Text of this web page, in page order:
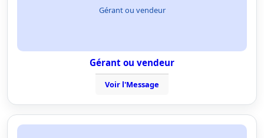
Gérant ou vendeur
Gérant ou vendeur
Voir l'Message